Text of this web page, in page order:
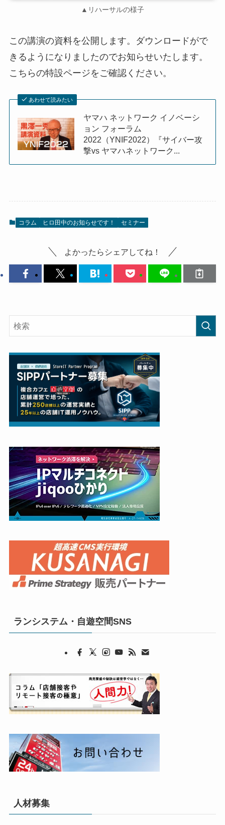
▲リハーサルの様子
この講演の資料を公開します。ダウンロードがで
きるようになりましたのでお知らせいたします。
こちらの特設ページをご確認ください。
あわせて読みたい
ヤマハ ネットワーク イノベーシ
ョン フォーラム
2022（YNIF2022）『サイバー攻
撃vs ヤマハネットワーク...
コラム ヒロ田中のお知らせです！ セミナー
よかったらシェアしてね！
ランシステム・自遊空間SNS
人材募集